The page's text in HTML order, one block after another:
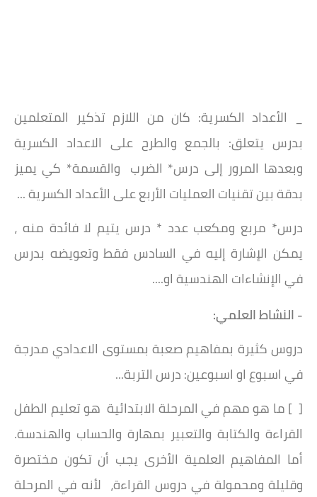
_ الأعداد الكسرية: كان من اللازم تذكير المتعلمين
بدرس يتعلق: بالجمع والطرح على الاعداد الكسرية
وبعدها المرور إلى درس* الضرب والقسمة* كي يميز
بدقة بين تقنيات العمليات الأربع على الأعداد الكسرية ...
درس* مربع ومكعب عدد * درس يتيم لا فائدة منه ،
يمكن الإشارة إليه في السادس فقط وتعويضه بدرس
في الإنشاءات الهندسية او....
- النشاط العلمي:
دروس كثيرة بمفاهيم صعبة بمستوى الاعدادي مدرجة
في اسبوع او اسبوعين: درس التربة...
[ ] ما هو مهم في المرحلة الابتدائية هو تعليم الطفل
القراءة والكتابة والتعبير بمهارة والحساب والهندسة.
أما المفاهيم العلمية الأخرى يجب أن تكون مختصرة
وقليلة ومحمولة في دروس القراءة، لأنه في المرحلة